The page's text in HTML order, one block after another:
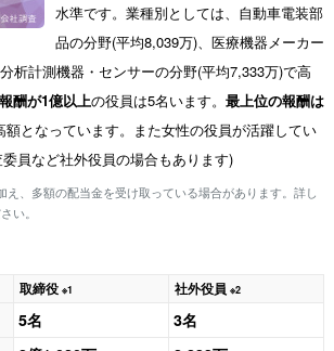
水準です。業種別としては、自動車電装部
品の分野(平均8,039万)、医療機器メーカー
析計測機器・センサーの分野(平均7,333万)で高
報酬が1億以上の役員は5名います。 最上位の報酬は
額となっています。また女性の役員が活躍してい
員など社外役員の場合もあります)
え、多額の配当金を受け取っている場合があります。詳し
い。
取締役 ※1 社外役員 ※2
5名 3名